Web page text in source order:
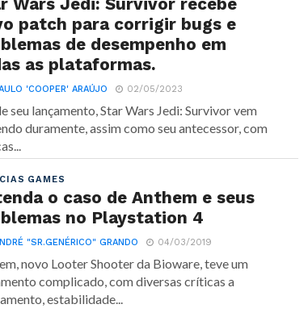
Wars Jedi: Survivor recebe
patch para corrigir bugs e
de desempenho em
as plataformas.
'COOPER' ARAÚJO 02/05/2023
seu lançamento, Star Wars Jedi: Survivor vem
duramente, assim como seu antecessor, com
GAMES
o caso de Anthem e seus
no Playstation 4
"SR.GENÉRICO" GRANDO 04/03/2019
novo Looter Shooter da Bioware, teve um
complicado, com diversas críticas a
estabilidade...